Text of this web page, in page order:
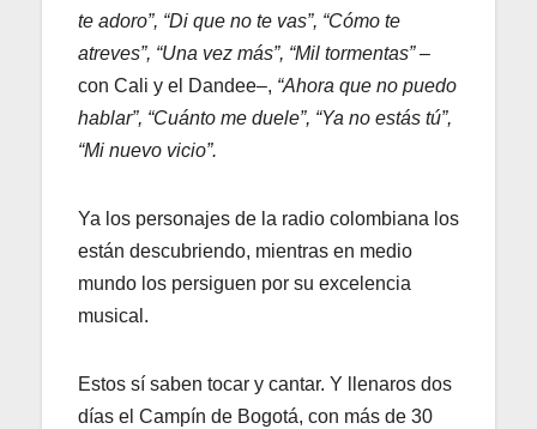
te adoro”, “Di que no te vas”, “Cómo te
atreves”, “Una vez más”, “Mil tormentas”–
con Cali y el Dandee–, “Ahora que no puedo
hablar”, “Cuánto me duele”, “Ya no estás tú”,
“Mi nuevo vicio”.
Ya los personajes de la radio colombiana los
están descubriendo, mientras en medio
mundo los persiguen por su excelencia
musical.
Estos sí saben tocar y cantar. Y llenaros dos
días el Campín de Bogotá, con más de 30